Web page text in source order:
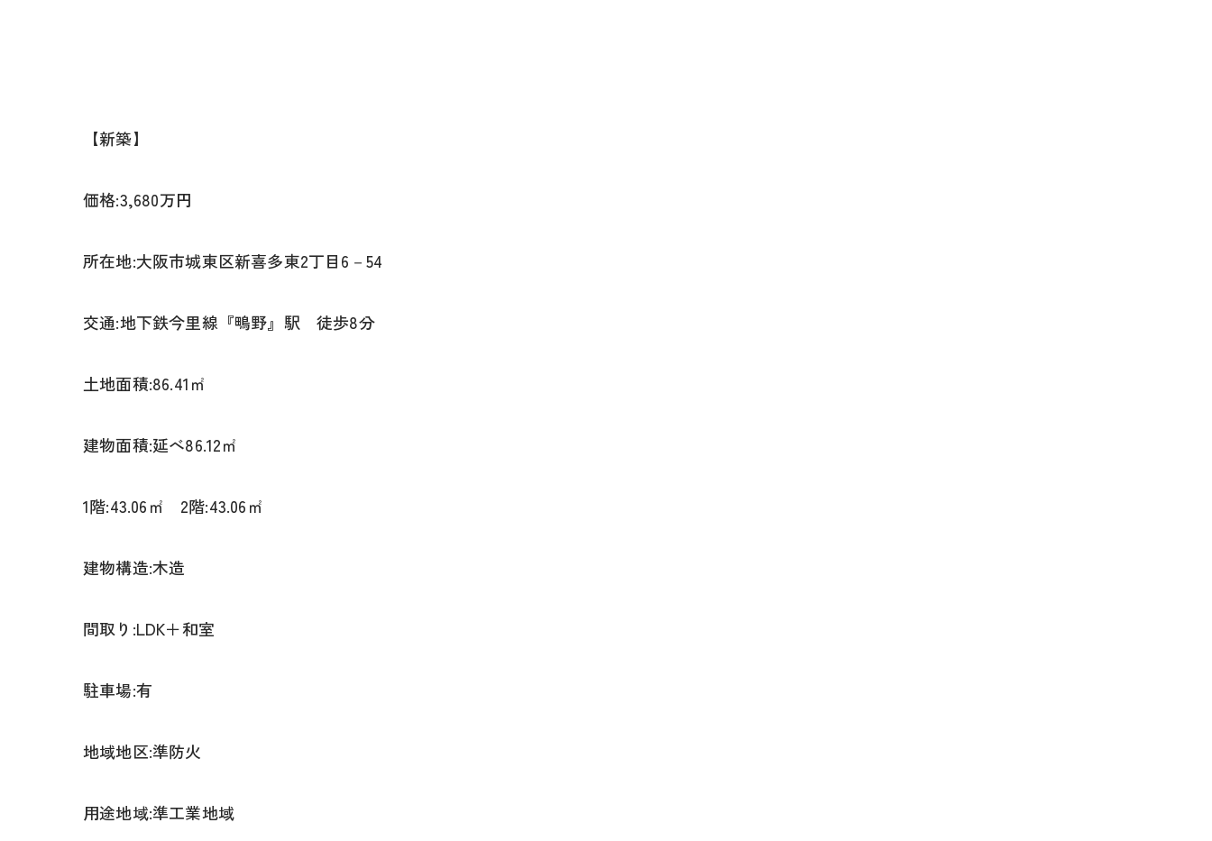
【新築】
価格:3,680万円
所在地:大阪市城東区新喜多東2丁目6－54
交通:地下鉄今里線『鴫野』駅 徒歩8分
土地面積:86.41㎡
建物面積:延べ86.12㎡
1階:43.06㎡ 2階:43.06㎡
建物構造:木造
間取り:LDK＋和室
駐車場:有
地域地区:準防火
用途地域:準工業地域